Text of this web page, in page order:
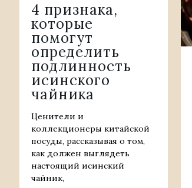
4 признака,
которые
помогут
определить
подлинность
исинского
чайника
Ценители и
коллекционеры китайской
посуды, рассказывая о том,
как должен выглядеть
настоящий исинский
чайник,